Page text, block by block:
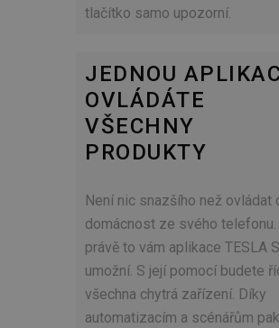
tlačítko samo upozorní.
JEDNOU
OVLÁDÁTE
VŠECHNY
PRODUKTY
Není nic snazšího než ovládat
domácnost ze svého telefonu.
právě to vám aplikace TESLA
umožní. S její pomocí budete
všechna chytrá zařízení. Díky
automatizacím a scénářům pak